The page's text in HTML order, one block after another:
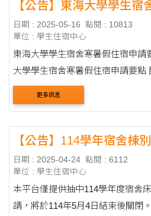
【公告】東海大學學生宿
日期 : 2025-05-16
點閱 : 10813
單位 : 學生住宿中心
東海大學學生宿舍寒暑假住宿申請要
大學學生宿舍寒暑假住宿申請要點 民國104年3月13日學生事
務處處務會議修訂通過 民國104年4月16日學生事務處處務會
議修訂 民國104年5月25日第
更多訊息
【公告】114學年宿舍棟
日期 : 2025-04-24 點閱 : 6112
單位 : 學生住宿中心
本平台僅提供抽中114學年度宿舍
請，將於114年5月4日結束後關閉。 想交換之住宿生可填寫